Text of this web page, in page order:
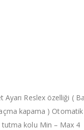
Reslex özelliği (
kapama ) Otomatik
tutma kolu Min – Max 4